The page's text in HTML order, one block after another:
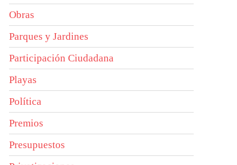
Obras
Parques y Jardines
Participación Ciudadana
Playas
Política
Premios
Presupuestos